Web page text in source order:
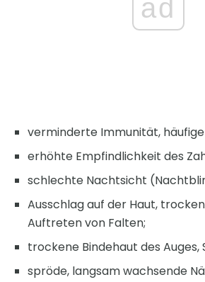
ad
verminderte Immunität,
erhöhte Empfindlichkeit des
schlechte Nachtsicht
Ausschlag auf der Haut,
Auftreten von Falten;
trockene Bindehaut des Auges,
spröde, langsam wachsende